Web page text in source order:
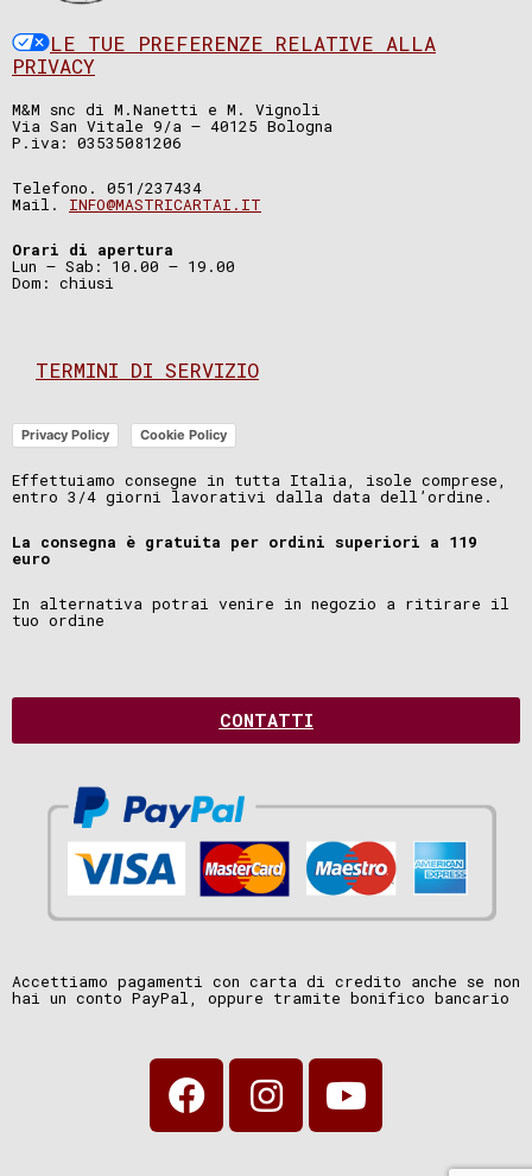
LE TUE PREFERENZE RELATIVE ALLA
PRIVACY
M&M snc di M.Nanetti e M. Vignoli
Via San Vitale 9/a – 40125 Bologna
P.iva: 03535081206
Telefono. 051/237434
Mail. INFO@MASTRICARTAI.IT
Orari di apertura
Lun – Sab: 10.00 – 19.00
Dom: chiusi
TERMINI DI SERVIZIO
Privacy Policy Cookie Policy
Effettuiamo consegne in tutta Italia, isole comprese,
entro 3/4 giorni lavorativi dalla data dell’ordine.
La consegna è gratuita per ordini superiori a 119
euro
In alternativa potrai venire in negozio a ritirare il
tuo ordine
CONTATTI
Accettiamo pagamenti con carta di credito anche se non
hai un conto PayPal, oppure tramite bonifico bancario